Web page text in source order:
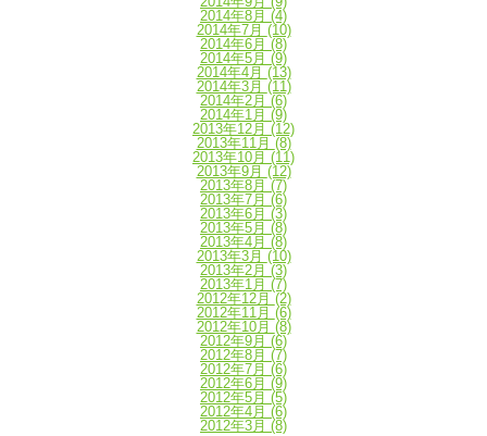
2014年8月 (4)
2014年7月 (10)
2014年6月 (8)
2014年5月 (9)
2014年4月 (13)
2014年3月 (11)
2014年2月 (6)
2014年1月 (9)
2013年12月 (12)
2013年11月 (8)
2013年10月 (11)
2013年9月 (12)
2013年8月 (7)
2013年7月 (6)
2013年6月 (3)
2013年5月 (8)
2013年4月 (8)
2013年3月 (10)
2013年2月 (3)
2013年1月 (7)
2012年12月 (2)
2012年11月 (6)
2012年10月 (8)
2012年9月 (6)
2012年8月 (7)
2012年7月 (6)
2012年6月 (9)
2012年5月 (5)
2012年4月 (6)
2012年3月 (8)